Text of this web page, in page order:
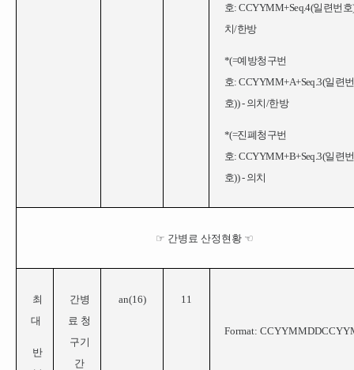
호: CCYYMM+Seq.4(일련번호
치/한방
*(=예방청구번
호: CCYYMM+A+Seq.3(일련번
호)) - 의치/한방
*(=진폐청구번
호: CCYYMM+B+Seq.3(일련번
호)) - 의치
☞ 간병료 산정현황 ☜
최
대
반
간병
료 청
구기
간
an(16) 11
Format: